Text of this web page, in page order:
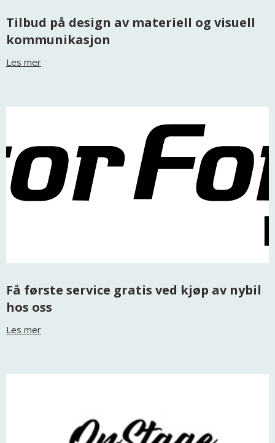
Tilbud på design av materiell og visuell
kommunikasjon
Les mer
Få første service gratis ved kjøp av nybil
hos oss
Les mer